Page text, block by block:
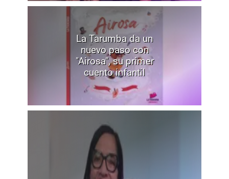
La Tarumba da un
nuevo paso con
"Airosa", su primer
cuento infantil